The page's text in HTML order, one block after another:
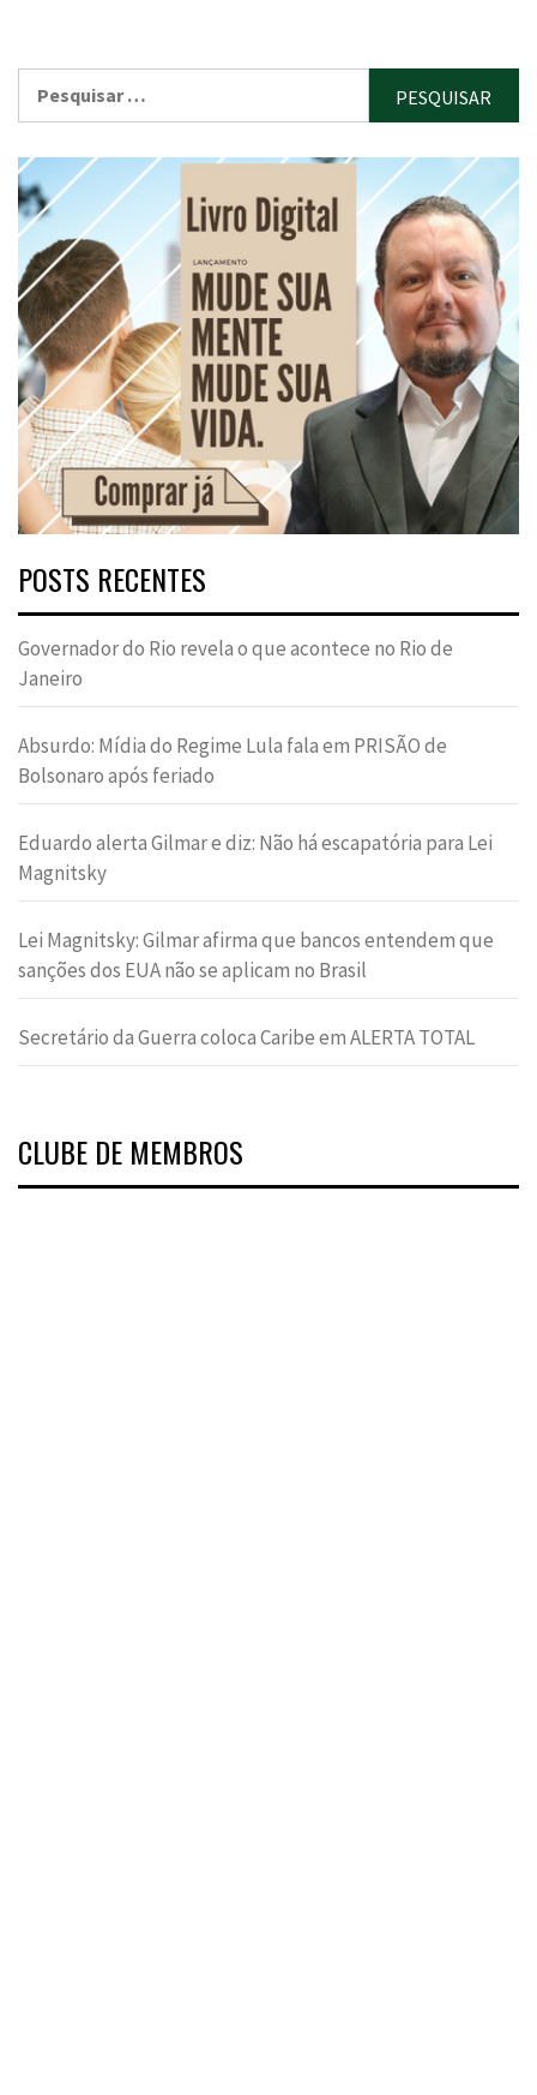
POSTS RECENTES
Governador do Rio revela o que acontece no Rio de
Janeiro
Absurdo: Mídia do Regime Lula fala em PRISÃO de
Bolsonaro após feriado
Eduardo alerta Gilmar e diz: Não há escapatória para Lei
Magnitsky
Lei Magnitsky: Gilmar afirma que bancos entendem que
sanções dos EUA não se aplicam no Brasil
Secretário da Guerra coloca Caribe em ALERTA TOTAL
CLUBE DE MEMBROS